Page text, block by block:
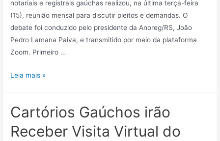
notariais e registrais gaúchas realizou, na última terça-feira
(15), reunião mensal para discutir pleitos e demandas. O
debate foi conduzido pelo presidente da Anoreg/RS, João
Pedro Lamana Paiva, e transmitido por meio da plataforma
Zoom. Primeiro …
Leia mais »
Cartórios Gaúchos irão
Receber Visita Virtual do